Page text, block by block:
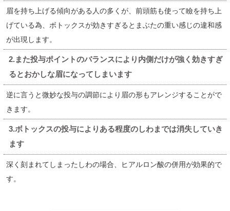
眉を持ち上げる傾向がある人の多くが、前頭筋も使って瞼を持ち上
げている為、ボトックスが効きすぎるとまぶたの重い感じの違和感
が出現します。
2.また投与ポイントのバランスにより内側だけが強く効きすぎ
るとおかしな眉になってしまいます
逆に言うと微妙な投与の調節により眉の形もアレンジすることがで
きます。
3.ボトックスの投与によりある程度のしわまでは消失していき
ます
深く刻まれてしまったしわの場合、ヒアルロン酸の併用が効果的で
す。